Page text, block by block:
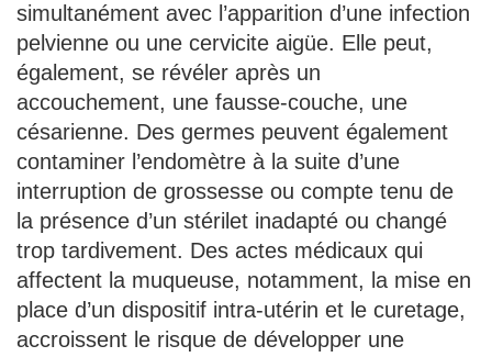
simultanément avec l’apparition d’une infection
pelvienne ou une cervicite aigüe. Elle peut,
également, se révéler après un
accouchement, une fausse-couche, une
césarienne. Des germes peuvent également
contaminer l’endomètre à la suite d’une
interruption de grossesse ou compte tenu de
la présence d’un stérilet inadapté ou changé
trop tardivement. Des actes médicaux qui
affectent la muqueuse, notamment, la mise en
place d’un dispositif intra-utérin et le curetage,
accroissent le risque de développer une